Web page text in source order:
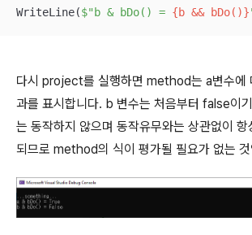
WriteLine($"b & bDo() = {b && bDo()}
다시 project를 실행하면 method는 a변수에
과를 표시합니다. b 변수는 처음부터 false이
는 동작하지 않으며 동작유무와는 상관없이
되므로 method의 식이 평가될 필요가 없는 것